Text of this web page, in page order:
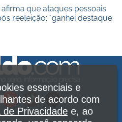
que ataques pessoais
reeleição: "ganhei destaque
essenciais e
de acordo com
de Privacidadee, ao